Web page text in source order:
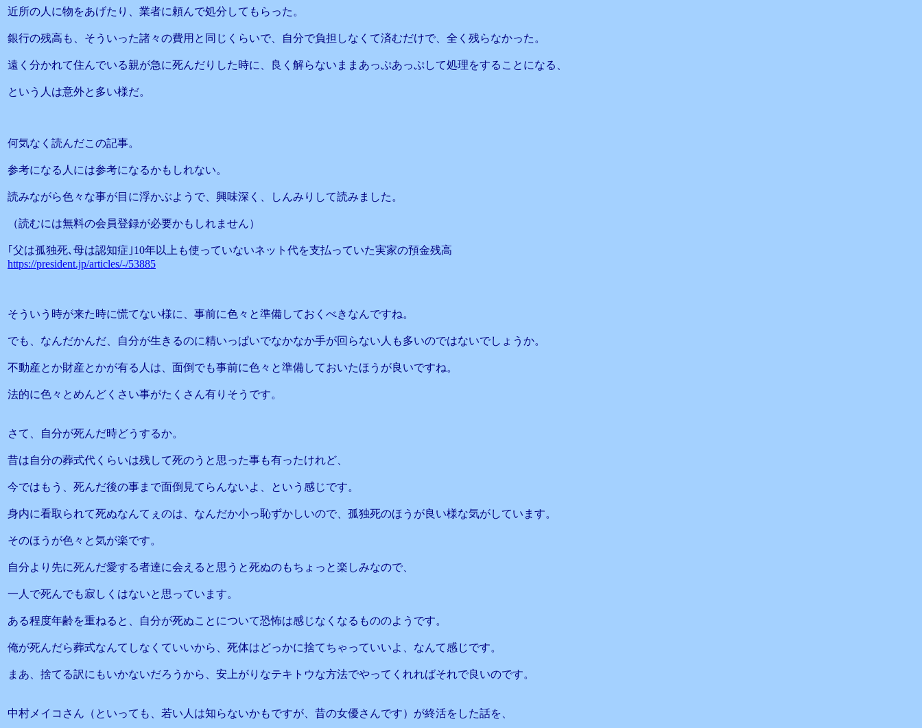
近所の人に物をあげたり、業者に頼んで処分してもらった。
銀行の残高も、そういった諸々の費用と同じくらいで、自分で負担しなくて済むだけで、全く残らなかった。
遠く分かれて住んでいる親が急に死んだりした時に、良く解らないままあっぷあっぷして処理をすることになる、
という人は意外と多い様だ。
何気なく読んだこの記事。
参考になる人には参考になるかもしれない。
読みながら色々な事が目に浮かぶようで、興味深く、しんみりして読みました。
（読むには無料の会員登録が必要かもしれません）
｢父は孤独死､母は認知症｣10年以上も使っていないネット代を支払っていた実家の預金残高
https://president.jp/articles/-/53885
そういう時が来た時に慌てない様に、事前に色々と準備しておくべきなんですね。
でも、なんだかんだ、自分が生きるのに精いっぱいでなかなか手が回らない人も多いのではないでしょうか。
不動産とか財産とかが有る人は、面倒でも事前に色々と準備しておいたほうが良いですね。
法的に色々とめんどくさい事がたくさん有りそうです。
さて、自分が死んだ時どうするか。
昔は自分の葬式代くらいは残して死のうと思った事も有ったけれど、
今ではもう、死んだ後の事まで面倒見てらんないよ、という感じです。
身内に看取られて死ぬなんてぇのは、なんだか小っ恥ずかしいので、孤独死のほうが良い様な気がしています。
そのほうが色々と気が楽です。
自分より先に死んだ愛する者達に会えると思うと死ぬのもちょっと楽しみなので、
一人で死んでも寂しくはないと思っています。
ある程度年齢を重ねると、自分が死ぬことについて恐怖は感じなくなるもののようです。
俺が死んだら葬式なんてしなくていいから、死体はどっかに捨てちゃっていいよ、なんて感じです。
まあ、捨てる訳にもいかないだろうから、安上がりなテキトウな方法でやってくれればそれで良いのです。
中村メイコさん（といっても、若い人は知らないかもですが、昔の女優さんです）が終活をした話を、